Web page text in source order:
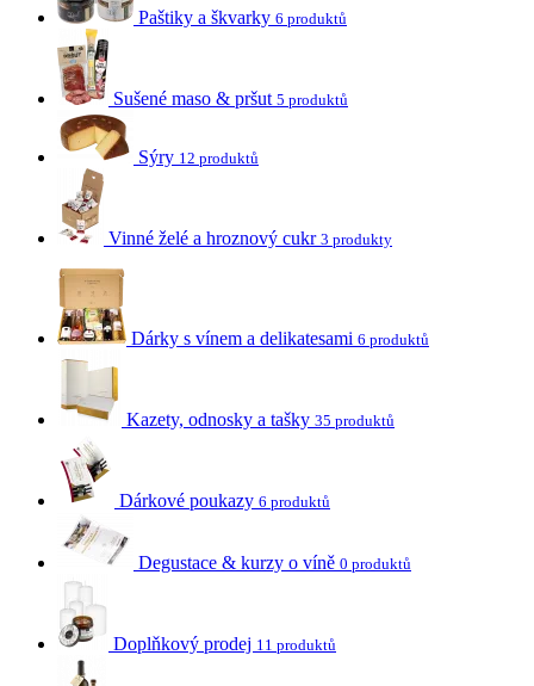
Paštiky a škvarky 6 produktů
Sušené maso & pršut 5 produktů
Sýry 12 produktů
Vinné želé a hroznový cukr 3 produkty
Dárky s vínem a delikatesami 6 produktů
Kazety, odnosky a tašky 35 produktů
Dárkové poukazy 6 produktů
Degustace & kurzy o víně 0 produktů
Doplňkový prodej 11 produktů